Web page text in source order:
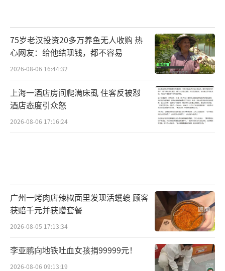
75岁老汉投资20多万养鱼无人收购 热
心网友：给他结现钱，都不容易
2026-08-06 16:44:32
上海一酒店房间爬满床虱 住客反被怼
酒店态度引众怒
2026-08-06 17:16:24
广州一烤肉店辣椒面里发现活蠼螋 顾客
获赔千元并获赠套餐
2026-08-05 17:13:34
李亚鹏向地铁吐血女孩捐99999元！
2026-08-06 09:13:19